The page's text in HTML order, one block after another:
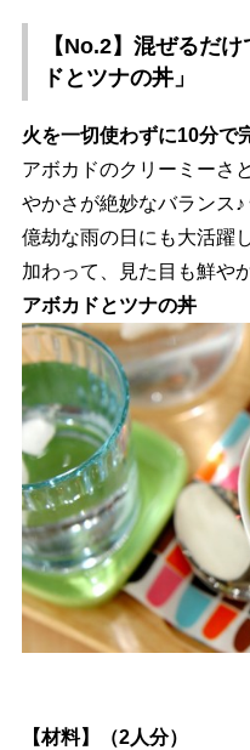
【No.2】混ぜるだ
ドとツナの丼」
火を一切使わずに10分で
アボカドのクリーミーさ
かさが絶妙なバランス♪
億劫な雨の日にも大活躍
加わって、見た目も鮮や
アボカドとツナの丼
【材料】（2人分）